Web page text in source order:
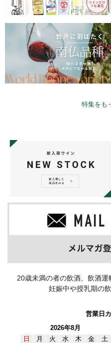
特集をも
20歳未満の者の飲酒、飲酒運
妊娠中や授乳期の
営業日
2026年8月
日
月 火 水 木 金
土